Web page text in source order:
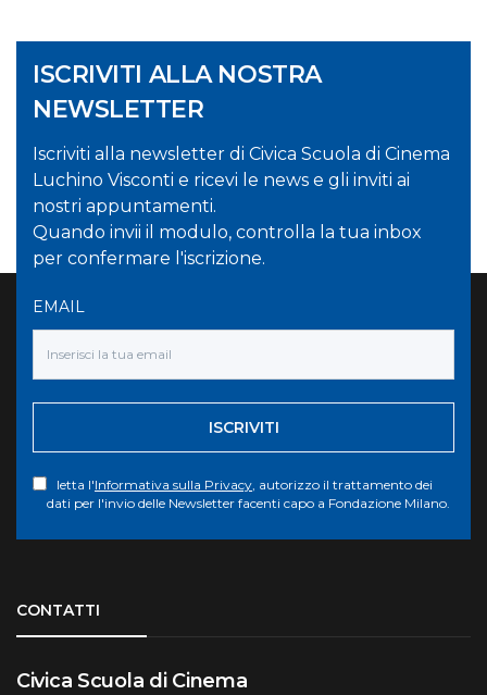
ISCRIVITI ALLA NOSTRA
NEWSLETTER
Iscriviti alla newsletter di Civica Scuola di Cinema
Luchino Visconti e ricevi le news e gli inviti ai
nostri appuntamenti.
Quando invii il modulo, controlla la tua inbox
per confermare l'iscrizione.
EMAIL
ISCRIVITI
letta l'Informativa sulla Privacy , autorizzo il trattamento dei
dati per l'invio delle Newsletter facenti capo a Fondazione Milano.
CONTATTI
Civica Scuola di Cinema